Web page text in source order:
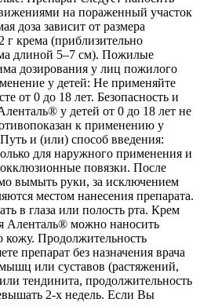
на пораженный участок
доза зависит от размера
г крема (приблизительно
длиной 5–7 см). Пожилые
дозирования у лиц пожилого
у детей: Не применяйте
от 0 до 18 лет. Безопасность и
у детей от 0 до 18 лет не
к применению у
Путь и (или) способ введения:
для наружного применения и
повязки. После
вымыть руки, за исключением
местом нанесения препарата.
в глаза или полость рта. Крем
Аленталь® можно наносить
кожу. Продолжительность
препарат без назначения врача
или суставов (растяжений,
тендинита, продолжительность
2-х недель. Если Вы